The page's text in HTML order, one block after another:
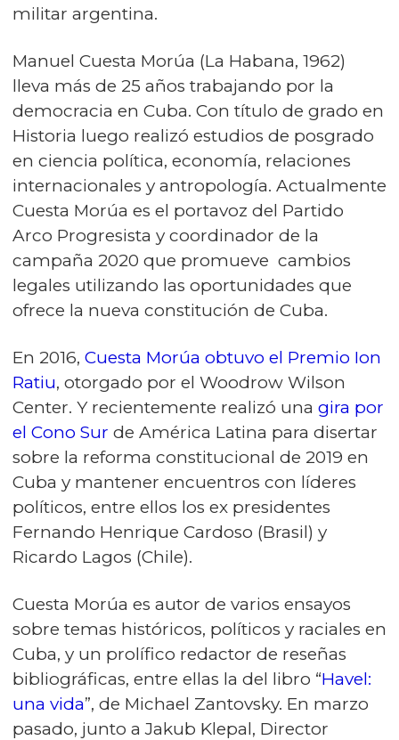
militar argentina.
Manuel Cuesta Morúa (La Habana, 1962)
lleva más de 25 años trabajando por la
democracia en Cuba. Con título de grado en
Historia luego realizó estudios de posgrado
en ciencia política, economía, relaciones
internacionales y antropología. Actualmente
Cuesta Morúa es el portavoz del Partido
Arco Progresista y coordinador de la
campaña 2020 que promueve cambios
legales utilizando las oportunidades que
ofrece la nueva constitución de Cuba.
En 2016, Cuesta Morúa obtuvo el Premio Ion
Ratiu, otorgado por el Woodrow Wilson
Center. Y recientemente realizó una gira por
el Cono Sur de América Latina para disertar
sobre la reforma constitucional de 2019 en
Cuba y mantener encuentros con líderes
políticos, entre ellos los ex presidentes
Fernando Henrique Cardoso (Brasil) y
Ricardo Lagos (Chile).
Cuesta Morúa es autor de varios ensayos
sobre temas históricos, políticos y raciales en
Cuba, y un prolífico redactor de reseñas
bibliográficas, entre ellas la del libro “Havel:
una vida”, de Michael Zantovsky. En marzo
pasado, junto a Jakub Klepal, Director